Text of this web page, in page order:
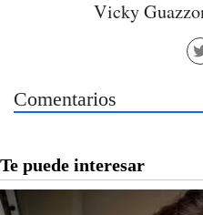
Vicky
Comentarios